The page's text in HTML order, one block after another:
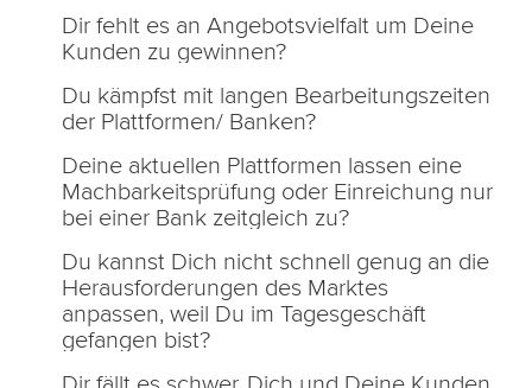
Dir fehlt es an Angebotsvielfalt um Deine
Kunden zu gewinnen?
Du kämpfst mit langen Bearbeitungszeiten
der Plattformen/ Banken?
Deine aktuellen Plattformen lassen eine
Machbarkeitsprüfung oder Einreichung nur
bei einer Bank zeitgleich zu?
Du kannst Dich nicht schnell genug an die
Herausforderungen des Marktes
anpassen, weil Du im Tagesgeschäft
gefangen bist?